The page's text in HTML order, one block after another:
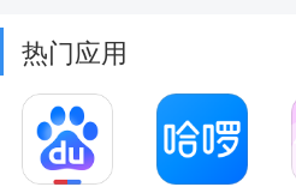
热门应用